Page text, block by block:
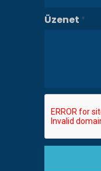
Üzenet *